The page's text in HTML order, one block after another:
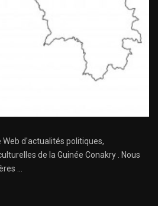
d'actualités politiques,
de la Guinée Conakry . Nous
...